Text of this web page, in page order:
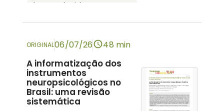
ORIGINAL06/07/26 48 min
A informatização dos
instrumentos
neuropsicológicos no
Brasil: uma revisão
sistemática